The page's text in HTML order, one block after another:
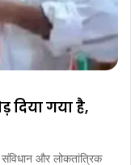
दिया गया है,
संविधान और लोकतांत्रिक